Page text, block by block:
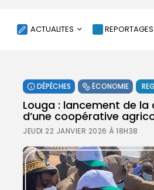
ACTUALITES
SOCIÉTÉ
ÉCONOMIE
CULTURE
ENVIRONNEMENT
INTERNATIONAL
REPORTAGES
DÉPÊCHES ÉCONOMIE
Louga : lancement de
d’une coopérative
JEUDI 22 JANVIER 2026 À 18H38